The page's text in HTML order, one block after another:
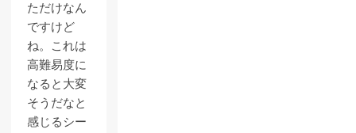
ただけなん
ですけど
ね。これは
高難易度に
なると大変
そうだなと
感じるシー